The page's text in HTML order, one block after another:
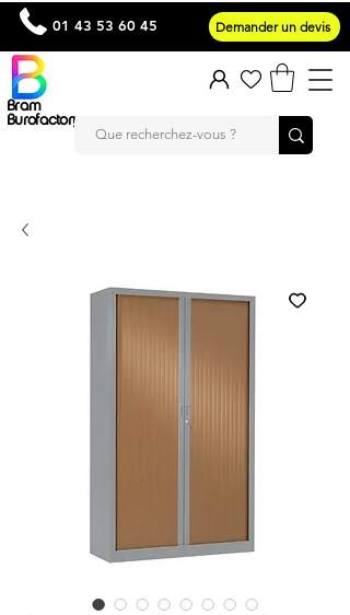
Bram
Burofactory
01 43 53 60 45 Demander un devis